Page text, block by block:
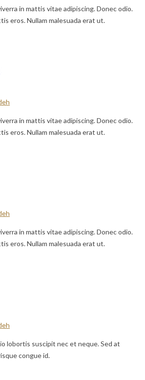
in mattis vitae adipiscing. Donec odio.
eros. Nullam malesuada erat ut.
in mattis vitae adipiscing. Donec odio.
eros. Nullam malesuada erat ut.
in mattis vitae adipiscing. Donec odio.
eros. Nullam malesuada erat ut.
lobortis suscipit nec et neque. Sed at
congue id.